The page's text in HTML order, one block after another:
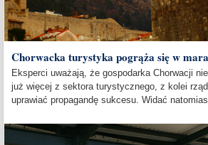
Chorwacka turystyka pogrąża się w
Eksperci uważają, że gospodarka Chorwacji
już więcej z sektora turystycznego, z kolei
uprawiać propagandę sukcesu. Widać